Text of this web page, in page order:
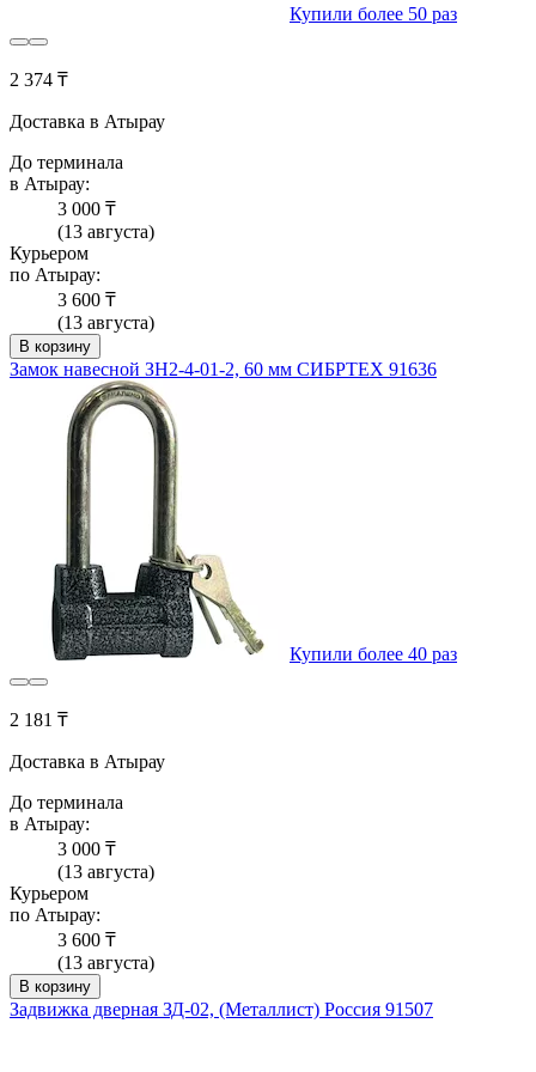
Купили более 50 раз
2 374 ₸
Доставка в Атырау
До терминала
в Атырау:
3 000 ₸
(13 августа)
Курьером
по Атырау:
3 600 ₸
(13 августа)
В корзину
Замок навесной ЗН2-4-01-2, 60 мм СИБРТЕХ 91636
Купили более 40 раз
2 181 ₸
Доставка в Атырау
До терминала
в Атырау:
3 000 ₸
(13 августа)
Курьером
по Атырау:
3 600 ₸
(13 августа)
В корзину
Задвижка дверная ЗД-02, (Металлист) Россия 91507